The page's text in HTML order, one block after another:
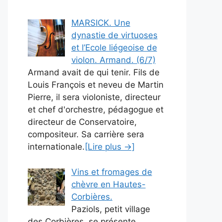
MARSICK. Une
dynastie de virtuoses
et l’Ecole liégeoise de
violon. Armand. (6/7)
Armand avait de qui tenir. Fils de
Louis François et neveu de Martin
Pierre, il sera violoniste, directeur
et chef d'orchestre, pédagogue et
directeur de Conservatoire,
compositeur. Sa carrière sera
internationale. [Lire plus →]
Vins et fromages de
chèvre en Hautes-
Corbières.
Paziols, petit village